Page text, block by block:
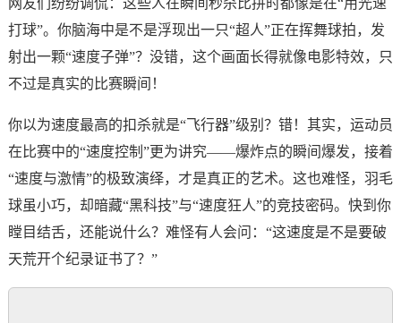
网友们纷纷调侃：这些人在瞬间秒杀比拼时都像是在“用光速
打球”。你脑海中是不是浮现出一只“超人”正在挥舞球拍，发
射出一颗“速度子弹”？没错，这个画面长得就像电影特效，只
不过是真实的比赛瞬间！
你以为速度最高的扣杀就是“飞行器”级别？错！其实，运动员
在比赛中的“速度控制”更为讲究——爆炸点的瞬间爆发，接着
“速度与激情”的极致演绎，才是真正的艺术。这也难怪，羽毛
球虽小巧，却暗藏“黑科技”与“速度狂人”的竞技密码。快到你
瞠目结舌，还能说什么？难怪有人会问：“这速度是不是要破
天荒开个纪录证书了？”